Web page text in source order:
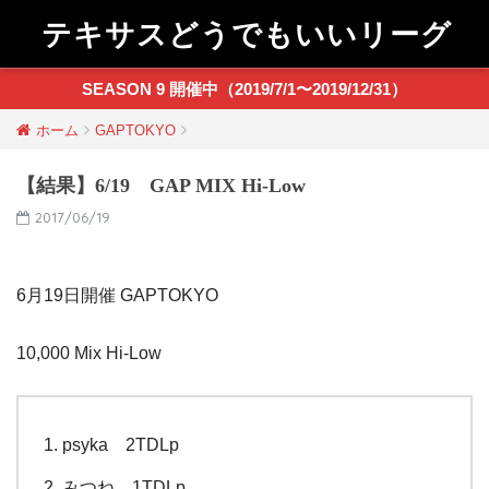
テキサスどうでもいいリーグ
SEASON 9 開催中（2019/7/1〜2019/12/31）
ホーム GAPTOKYO
【結果】6/19 GAP MIX Hi-Low
2017/06/19
6月19日開催 GAPTOKYO
10,000 Mix Hi-Low
psyka 2TDLp